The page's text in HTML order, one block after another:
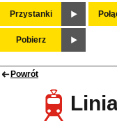
Przystanki
Pobierz
Powrót